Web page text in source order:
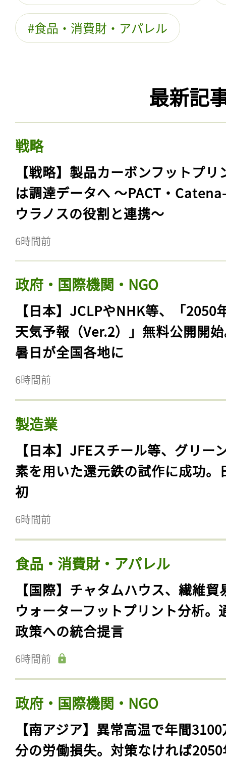
食品・消費財・アパレル
最新記
戦略
【戦略】製品カーボンフットプリ
は調達データへ 〜PACT・
ウラノスの役割と連携〜
6時間前
政府・国際機関・NGO
【日本】JCLPやNHK等、「2050
天気予報（Ver.2）」無料公開開
暑日が全国各地に
6時間前
製造業
【日本】JFEスチール等、グリー
素を用いた還元鉄の試作に成功。
初
6時間前
食品・消費財・アパレル
【国際】チャタムハウス、繊維貿
ウォーターフットプリント分析。
政策への統合提言
6時間前
政府・国際機関・NGO
【南アジア】異常高温で年間
分の労働損失。対策なければ